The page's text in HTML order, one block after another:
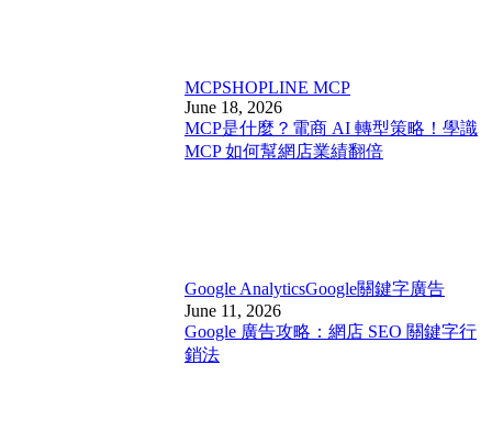
MCPSHOPLINE MCP
June 18, 2026
MCP是什麼？電商 AI 轉型策略！學識
MCP 如何幫網店業績翻倍
Google AnalyticsGoogle關鍵字廣告
June 11, 2026
Google 廣告攻略：網店 SEO 關鍵字行
銷法